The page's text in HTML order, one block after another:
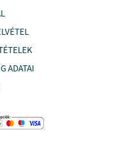
ADATAI